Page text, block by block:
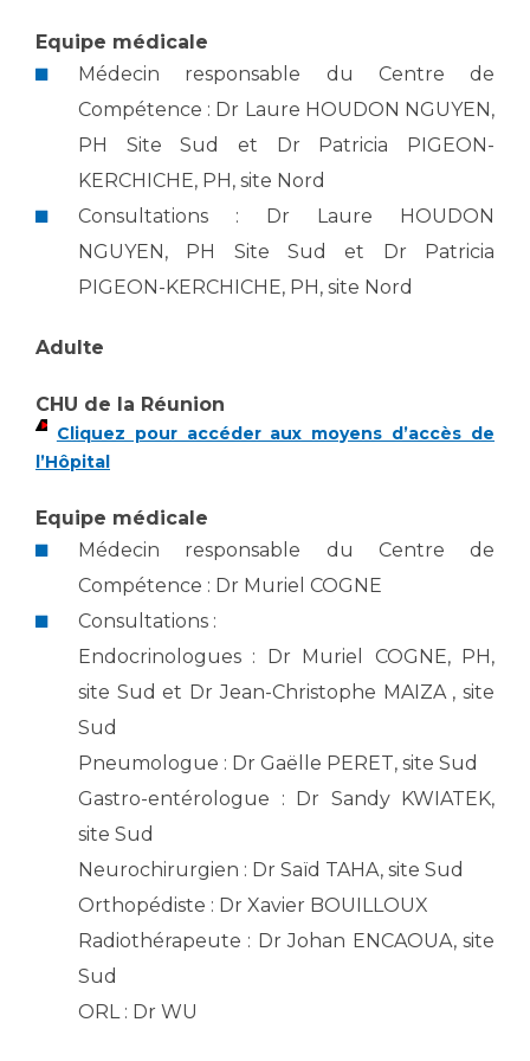
Transports sanitaires
Vos droits, vos devoirs
Handicap
Handi 13
Pôle Médecine Physique et Réadaptation
Accueil sourds et malentendants
Mouvement Parcours Handicap 13
Activité physique
Cancer
Médecine nucléaire
Maladies rares
Maternité Hôpital Nord
Vos représentants
La Commission Des Usagers (CDU)
Les Comités Locaux des Usagers
Écoles et Instituts de Formation
Plateforme des internes
Professionnels de santé
Adresser un patient
Adresser un examen au Laboratoire de Biologie
Médicale
Radiologie / Imagerie
Les pôles d'activité médicale
Anatomie et Cytologie Pathologiques
Adresser un examen au Laboratoire d'Infectiologie
Centres de référence Maladies Rares
Plateforme d'Expertise Maladies Rares
Presse / Multimédia
Communiqués de presse
Dossiers de presse
Médiathèque
Fournisseurs
Equipe médicale
Médecin responsable du Centre de
Compétence : Dr Laure HOUDON NGUYEN,
PH Site Sud et Dr Patricia PIGEON-
KERCHICHE, PH, site Nord
Consultations : Dr Laure HOUDON
NGUYEN, PH Site Sud et Dr Patricia
PIGEON-KERCHICHE, PH, site Nord
Adulte
CHU de la Réunion
Cliquez pour accéder aux moyens d’accès de
l’Hôpital
Equipe médicale
Médecin responsable du Centre de
Compétence : Dr Muriel COGNE
Consultations :
Endocrinologues : Dr Muriel COGNE, PH,
site Sud et Dr Jean-Christophe MAIZA , site
Sud
Pneumologue : Dr Gaëlle PERET, site Sud
Gastro-entérologue : Dr Sandy KWIATEK,
site Sud
Neurochirurgien : Dr Saïd TAHA, site Sud
Orthopédiste : Dr Xavier BOUILLOUX
Radiothérapeute : Dr Johan ENCAOUA, site
Sud
ORL : Dr WU